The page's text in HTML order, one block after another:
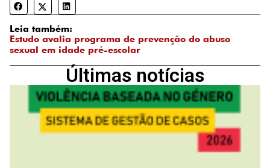
Leia também:
Estudo avalia programa de prevenção do abuso
sexual em idade pré-escolar
Últimas notícias